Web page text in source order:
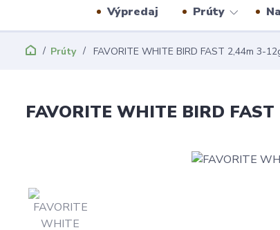
Výpredaj Prúty
Prúty FAVORITE WHITE BIRD FAST 2,44m 3-
FAVORITE WHITE BIRD